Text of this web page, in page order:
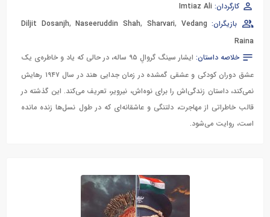
کارگردان: Imtiaz Ali
بازیگران:
Diljit Dosanjh,Naseeruddin Shah, Sharvari, Vedang
Raina
خلاصه داستان:
ایشار سینگ گروالِ ۹۵ ساله، در حالی که یاد و خاطره‌ی یک
عشق دوران کودکی و عشقی گمشده در زمان جدایی هند در سال ۱۹۴۷ رهایش
نمی‌کند، داستان زندگی‌اش را برای نوه‌اش، نیرویر، تعریف می‌کند. این گذشته در
قالب خاطراتی از مهاجرت، دلتنگی و عاشقانه‌ای که در طول نسل‌ها زنده مانده
است، روایت می‌شود.